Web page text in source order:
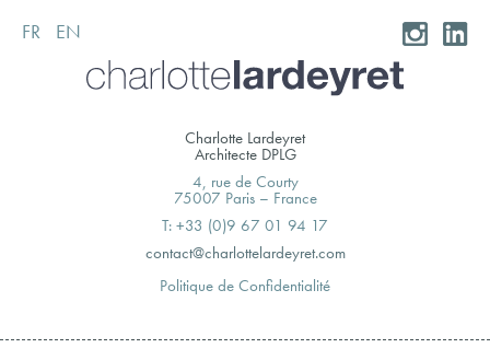
Skip
to
FR EN
Charlotte Lardeyret
Architecte DPLG
4, rue de Courty
75007 Paris – France
T: +33 (0)9 67 01 94 17
moc.teryedralettolrahc@tcatnoc
Politique de Confidentialité